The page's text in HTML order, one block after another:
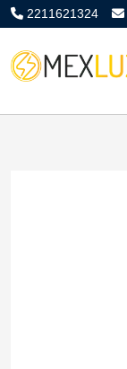
2211621324